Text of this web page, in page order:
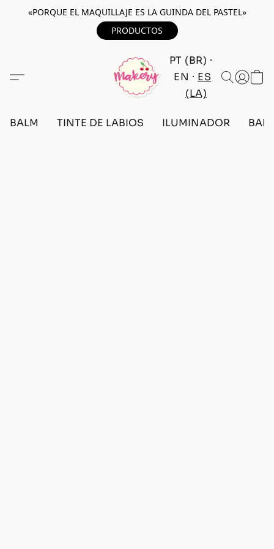
«PORQUE EL MAQUILLAJE ES LA GUINDA DEL PASTEL»
PRODUCTOS
PT (BR)
EN
ES
(LA)
BALM TINTE DE LABIOS ILUMINADOR